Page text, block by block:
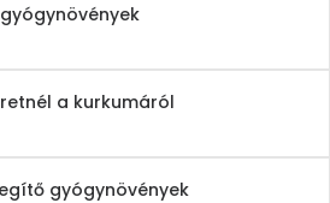
a kurkumáról
gyógynövények